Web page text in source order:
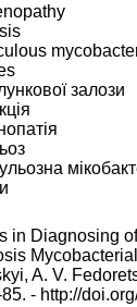
залози
in Diagnosing
A. V.
- http://